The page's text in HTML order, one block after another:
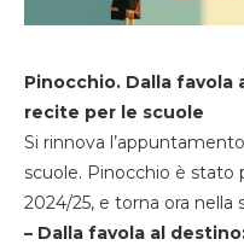
Pinocchio. Dalla favola
recite per le scuole
Si rinnova
scuole. Pinocchio è stato
2024/25, e torna ora nella
– Dalla favola al